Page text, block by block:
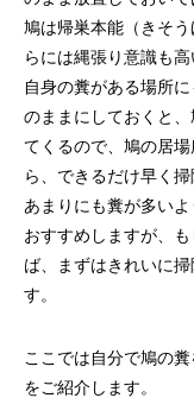
鳩は帰巣本能（きそ
らには縄張り意識も
自身の糞がある場所
のままにしておくと
てくるので、鳩の居
ら、できるだけ早く
あまりにも糞が多い
おすすめしますが、
ば、まずはきれいに
す。
ここでは自分で鳩の
をご紹介します。